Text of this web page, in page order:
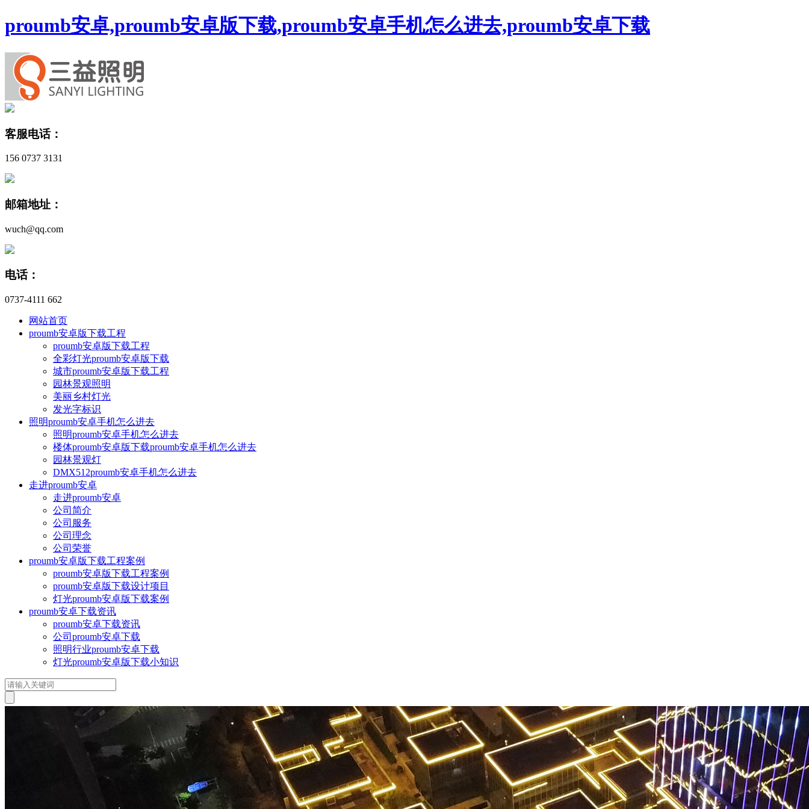
proumb安卓,proumb安卓版下载,proumb安卓手机怎么进去,proumb安卓下载
客服电话：
156 0737 3131
邮箱地址：
wuch@qq.com
电话：
0737-4111 662
网站首页
proumb安卓版下载工程
proumb安卓版下载工程
全彩灯光proumb安卓版下载
城市proumb安卓版下载工程
园林景观照明
美丽乡村灯光
发光字标识
照明proumb安卓手机怎么进去
照明proumb安卓手机怎么进去
楼体proumb安卓版下载proumb安卓手机怎么进去
园林景观灯
DMX512proumb安卓手机怎么进去
走进proumb安卓
走进proumb安卓
公司简介
公司服务
公司理念
公司荣誉
proumb安卓版下载工程案例
proumb安卓版下载工程案例
proumb安卓版下载设计项目
灯光proumb安卓版下载案例
proumb安卓下载资讯
proumb安卓下载资讯
公司proumb安卓下载
照明行业proumb安卓下载
灯光proumb安卓版下载小知识